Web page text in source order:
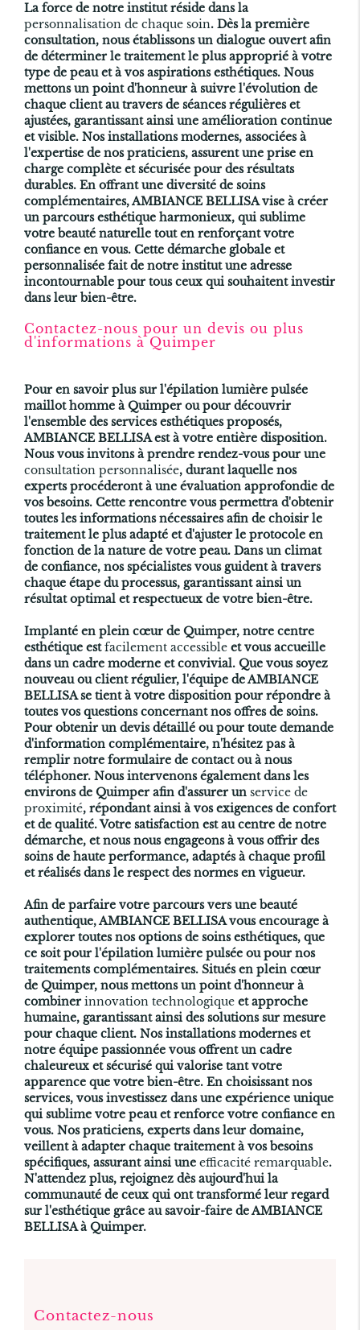
La force de notre institut réside dans la
personnalisation de chaque soin. Dès la première
consultation, nous établissons un dialogue ouvert afin
de déterminer le traitement le plus approprié à votre
type de peau et à vos aspirations esthétiques. Nous
mettons un point d'honneur à suivre l'évolution de
chaque client au travers de séances régulières et
ajustées, garantissant ainsi une amélioration continue
et visible. Nos installations modernes, associées à
l'expertise de nos praticiens, assurent une prise en
charge complète et sécurisée pour des résultats
durables. En offrant une diversité de soins
complémentaires, AMBIANCE BELLISA vise à créer
un parcours esthétique harmonieux, qui sublime
votre beauté naturelle tout en renforçant votre
confiance en vous. Cette démarche globale et
personnalisée fait de notre institut une adresse
incontournable pour tous ceux qui souhaitent investir
dans leur bien-être.
Contactez-nous pour un devis ou plus
d'informations à Quimper
Pour en savoir plus sur l'épilation lumière pulsée
maillot homme à Quimper ou pour découvrir
l'ensemble des services esthétiques proposés,
AMBIANCE BELLISA est à votre entière disposition.
Nous vous invitons à prendre rendez-vous pour une
consultation personnalisée, durant laquelle nos
experts procéderont à une évaluation approfondie de
vos besoins. Cette rencontre vous permettra d'obtenir
toutes les informations nécessaires afin de choisir le
traitement le plus adapté et d'ajuster le protocole en
fonction de la nature de votre peau. Dans un climat
de confiance, nos spécialistes vous guident à travers
chaque étape du processus, garantissant ainsi un
résultat optimal et respectueux de votre bien-être.
Implanté en plein cœur de Quimper, notre centre
esthétique estfacilement accessible et vous accueille
dans un cadre moderne et convivial. Que vous soyez
nouveau ou client régulier, l'équipe de AMBIANCE
BELLISA se tient à votre disposition pour répondre à
toutes vos questions concernant nos offres de soins.
Pour obtenir un devis détaillé ou pour toute demande
d'information complémentaire, n'hésitez pas à
remplir notre formulaire de contact ou à nous
téléphoner. Nous intervenons également dans les
environs de Quimper afin d'assurer un service de
proximité, répondant ainsi à vos exigences de confort
et de qualité. Votre satisfaction est au centre de notre
démarche, et nous nous engageons à vous offrir des
soins de haute performance, adaptés à chaque profil
et réalisés dans le respect des normes en vigueur.
Afin de parfaire votre parcours vers une beauté
authentique, AMBIANCE BELLISA vous encourage à
explorer toutes nos options de soins esthétiques, que
ce soit pour l'épilation lumière pulsée ou pour nos
traitements complémentaires. Situés en plein cœur
de Quimper, nous mettons un point d'honneur à
combinerinnovation technologique et approche
humaine, garantissant ainsi des solutions sur mesure
pour chaque client. Nos installations modernes et
notre équipe passionnée vous offrent un cadre
chaleureux et sécurisé qui valorise tant votre
apparence que votre bien-être. En choisissant nos
services, vous investissez dans une expérience unique
qui sublime votre peau et renforce votre confiance en
vous. Nos praticiens, experts dans leur domaine,
veillent à adapter chaque traitement à vos besoins
spécifiques, assurant ainsi une efficacité remarquable.
N'attendez plus, rejoignez dès aujourd'hui la
communauté de ceux qui ont transformé leur regard
sur l'esthétique grâce au savoir-faire de AMBIANCE
BELLISA à Quimper.
Contactez-nous